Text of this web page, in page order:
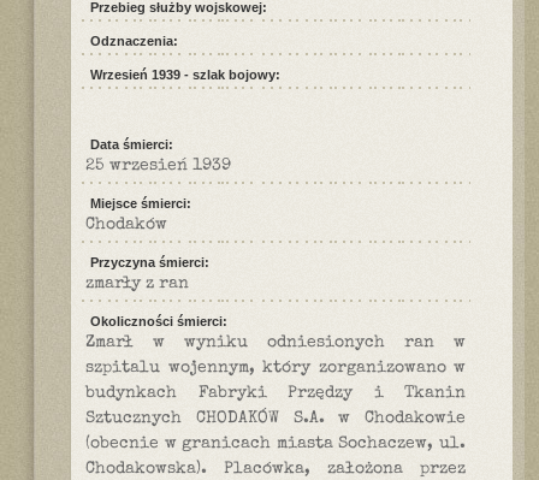
Przebieg służby wojskowej:
Odznaczenia:
Wrzesień 1939 - szlak bojowy:
Data śmierci:
25 wrzesień 1939
Miejsce śmierci:
Chodaków
Przyczyna śmierci:
zmarły z ran
Okoliczności śmierci:
Zmarł w wyniku odniesionych ran w
szpitalu wojennym, który zorganizowano w
budynkach Fabryki Przędzy i Tkanin
Sztucznych CHODAKÓW S.A. w Chodakowie
(obecnie w granicach miasta Sochaczew, ul.
Chodakowska). Placówka, założona przez